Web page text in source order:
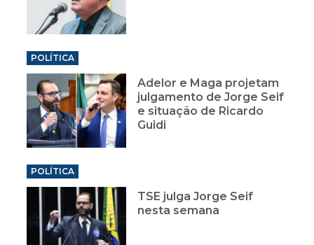
POLÍTICA
Adelor e Maga projetam
julgamento de Jorge Seif
e situação de Ricardo
Guidi
POLÍTICA
TSE julga Jorge Seif
nesta semana